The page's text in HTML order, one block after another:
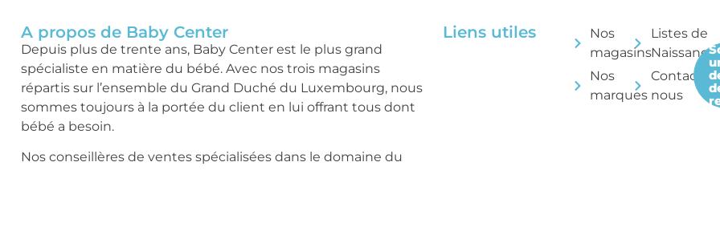
A propos de Baby Center
Depuis plus de trente ans, Baby Center est le plus grand
spécialiste en matière du bébé. Avec nos trois magasins
répartis sur l’ensemble du Grand Duché du Luxembourg, nous
sommes toujours à la portée du client en lui offrant tous dont
bébé a besoin.
Nos conseillères de ventes spécialisées dans le domaine du
Liens utiles
Nos
magasins
Nos
marques
Listes de
Naissance
nous